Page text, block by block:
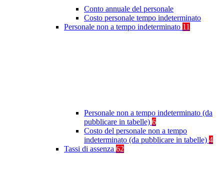
Conto annuale del personale
Costo personale tempo indeterminato
Personale non a tempo indeterminato 11
Personale non a tempo indeterminato (da
pubblicare in tabelle) 6
Costo del personale non a tempo
indeterminato (da pubblicare in tabelle) 4
Tassi di assenza 62